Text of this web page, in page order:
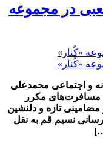
در مجموعه
و اجتماعی محمدعلی
مسافرت‌های مکرر
مضامینی تازه و دلنشین
نسیم قم به نقل